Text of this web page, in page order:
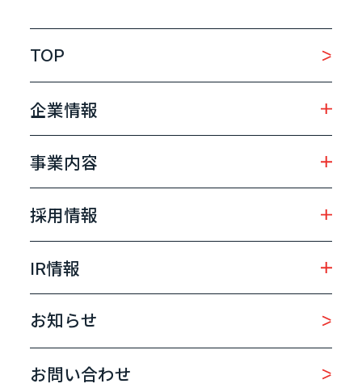
TOP
企業情報
事業内容
採用情報
IR情報
お知らせ
お問い合わせ